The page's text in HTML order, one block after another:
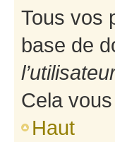
Tous vos
base de
Cela
Haut